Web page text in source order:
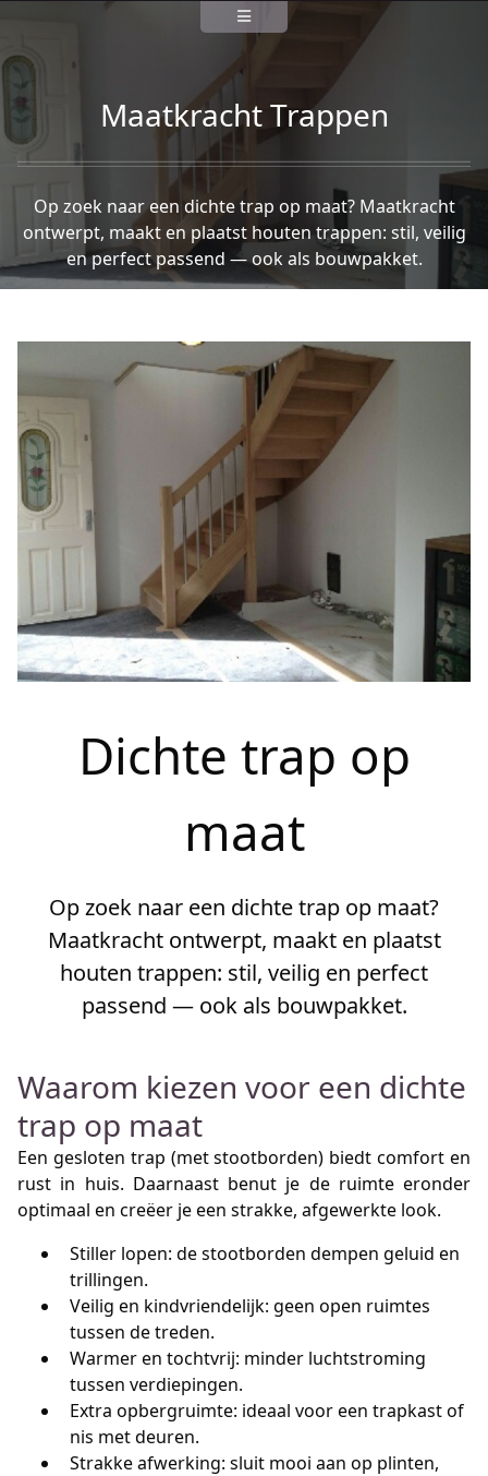
Maatkracht Trappen
Op zoek naar een dichte trap op maat? Maatkracht
ontwerpt, maakt en plaatst houten trappen: stil, veilig
en perfect passend — ook als bouwpakket.
Dichte trap op
maat
Op zoek naar een dichte trap op maat?
Maatkracht ontwerpt, maakt en plaatst
houten trappen: stil, veilig en perfect
passend — ook als bouwpakket.
Waarom kiezen voor een dichte
trap op maat
Een gesloten trap (met stootborden) biedt comfort en
rust in huis. Daarnaast benut je de ruimte eronder
optimaal en creëer je een strakke, afgewerkte look.
Stiller lopen: de stootborden dempen geluid en
trillingen.
Veilig en kindvriendelijk: geen open ruimtes
tussen de treden.
Warmer en tochtvrij: minder luchtstroming
tussen verdiepingen.
Extra opbergruimte: ideaal voor een trapkast of
nis met deuren.
Strakke afwerking: sluit mooi aan op plinten,